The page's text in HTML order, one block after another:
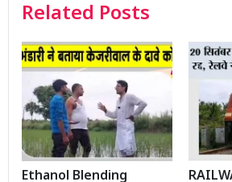
Related Posts
Ethanol Blending